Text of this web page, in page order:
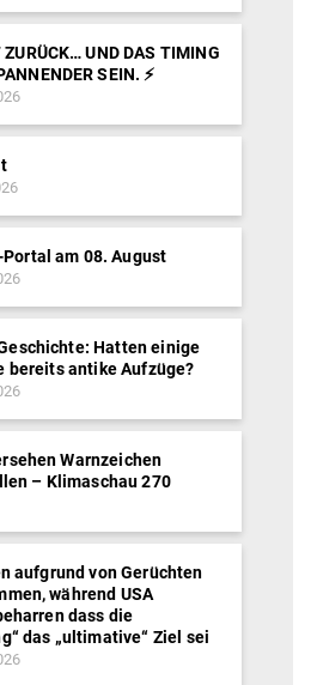
ZURÜCK… UND DAS TIMING
SEIN. ⚡️
Portal am 08. August
Hatten einige
bereits antike Aufzüge?
Warnzeichen
– Klimaschau 270
aufgrund von Gerüchten
während USA
dass die
das „ultimative“ Ziel sei